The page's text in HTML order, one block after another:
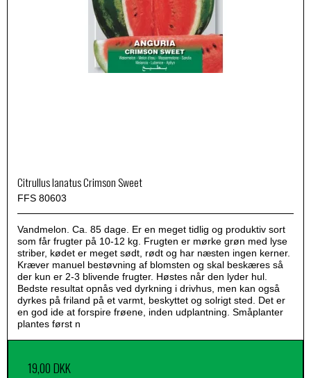
Citrullus lanatus Crimson Sweet
FFS 80603
Vandmelon. Ca. 85 dage. Er en meget tidlig og produktiv sort
som får frugter på 10-12 kg. Frugten er mørke grøn med lyse
striber, kødet er meget sødt, rødt og har næsten ingen kerner.
Kræver manuel bestøvning af blomsten og skal beskæres så
der kun er 2-3 blivende frugter. Høstes når den lyder hul.
Bedste resultat opnås ved dyrkning i drivhus, men kan også
dyrkes på friland på et varmt, beskyttet og solrigt sted. Det er
en god ide at forspire frøene, inden udplantning. Småplanter
plantes først n
19,00 DKK